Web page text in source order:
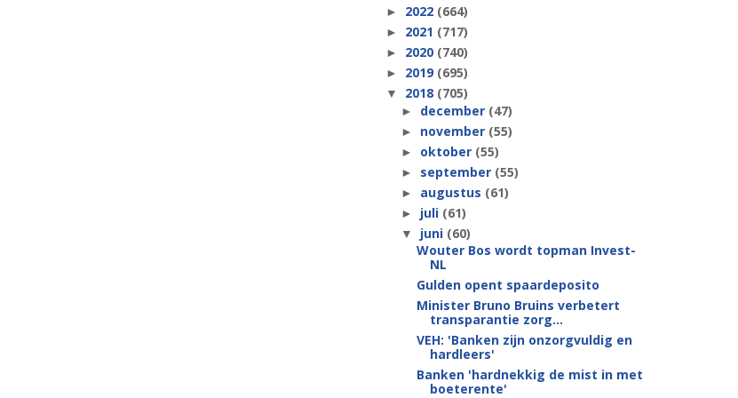
► 2022 (664)
► 2021 (717)
► 2020 (740)
► 2019 (695)
▼ 2018 (705)
► december (47)
► november (55)
► oktober (55)
► september (55)
► augustus (61)
► juli (61)
▼ juni (60)
Wouter Bos wordt topman Invest-
NL
Gulden opent spaardeposito
Minister Bruno Bruins verbetert
transparantie zorg...
VEH: 'Banken zijn onzorgvuldig en
hardleers'
Banken 'hardnekkig de mist in met
boeterente'